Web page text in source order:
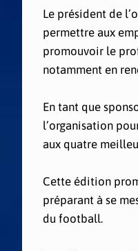
Le président de
permettre aux
promouvoir le
notamment en
En tant que
l’organisation
aux quatre
Cette édition
préparant à se
du football.